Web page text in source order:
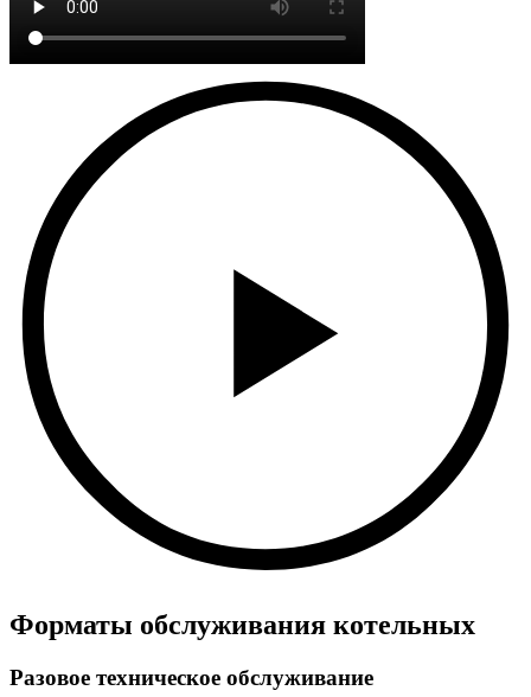
Форматы обслуживания котельных
Разовое техническое обслуживание